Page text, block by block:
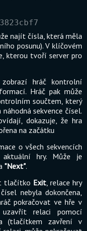
najít čísla, která měla
posunu). V klíčovém
kterou tvoří server pro
hráč kontrolní
Hráč pak může
součtem, který
sekvence čísel.
dokazuje, že hra
na začátku
o všech sekvencích
hry. Může je
"Next".
tlačítko Exit, relace hry
nebyla dokončena,
pokračovat ve hře v
relaci pomocí
(tlačítkem zavření v